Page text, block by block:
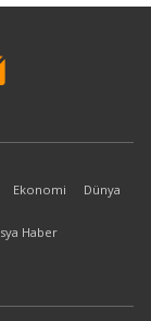
Ekonomi Dünya
Haber